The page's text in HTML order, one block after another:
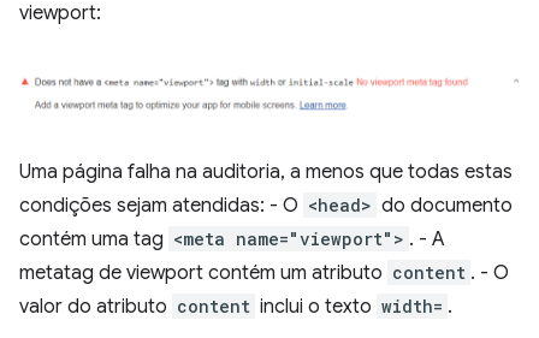
viewport:
Uma página falha na auditoria, a menos que todas estas
condições sejam atendidas: - O <head> do documento
contém uma tag <meta name="viewport"> . - A
metatag de viewport contém um atributo content . - O
valor do atributo content inclui o texto width= .